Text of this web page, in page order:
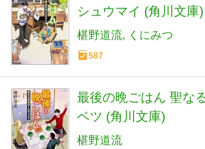
シュウマイ (角川文庫)
椹野道流 くにみつ
587
最後の晩ごはん 聖な
ベツ (角川文庫)
椹野道流